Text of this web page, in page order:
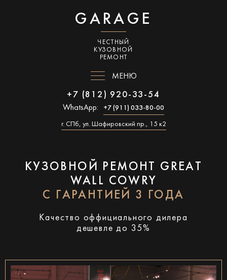
GARAGE
ЧЕСТНЫЙ
КУЗОВНОЙ
РЕМОНТ
МЕНЮ
+7 (812) 920-33-54
WhatsApp: +7 (911) 033-80-00
г. СПб, ул. Шафировский пр., 15 к2
КУЗОВНОЙ РЕМОНТ GREAT
WALL COWRY
С ГАРАНТИЕЙ 3 ГОДА
Качество оффициального дилера
дешевле до 35%